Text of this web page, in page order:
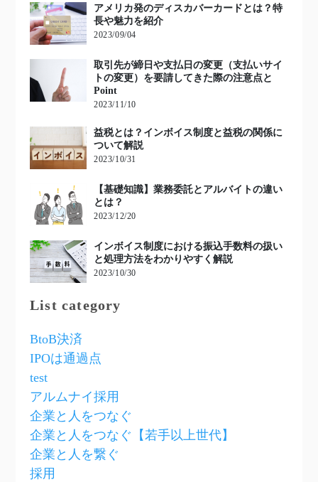
アメリカ発のディスカバーカードとは？特
長や魅力を紹介
2023/09/04
取引先が締日や支払日の変更（支払いサイ
トの変更）を要請してきた際の注意点と
Point
2023/11/10
益税とは？インボイス制度と益税の関係に
ついて解説
2023/10/31
【基礎知識】業務委託とアルバイトの違い
とは？
2023/12/20
インボイス制度における振込手数料の扱い
と処理方法をわかりやすく解説
2023/10/30
List category
BtoB決済
IPOは通過点
test
アルムナイ採用
企業と人をつなぐ
企業と人をつなぐ【若手以上世代】
企業と人を繋ぐ
採用